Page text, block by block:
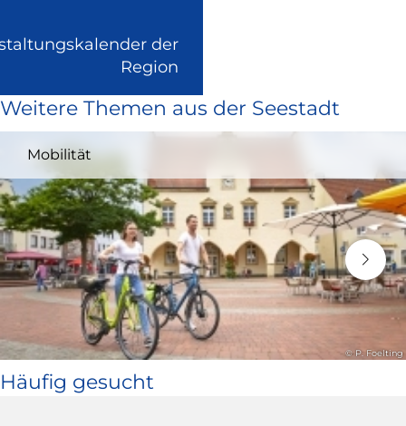
der
Region
extern
und
in
neuem
Fenster)
Weitere Themen aus der Seestadt
Mobilität
© P. Foelting
Häufig gesucht